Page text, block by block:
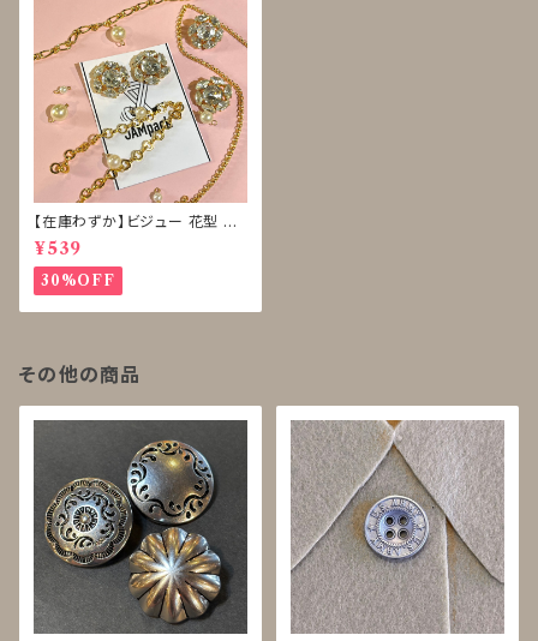
【在庫わずか】ビジュー 花型 ボ
タン 再販なし
¥539
30%OFF
その他の商品